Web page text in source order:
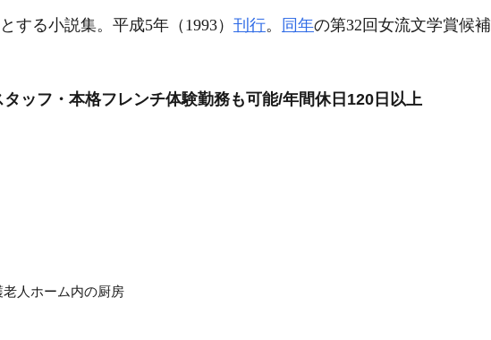
する小説集。平成5年（1993） 刊行。 同年の第32回女流文学賞候補
ッフ・本格フレンチ体験勤務も可能/年間休日120日以上
人ホーム内の厨房